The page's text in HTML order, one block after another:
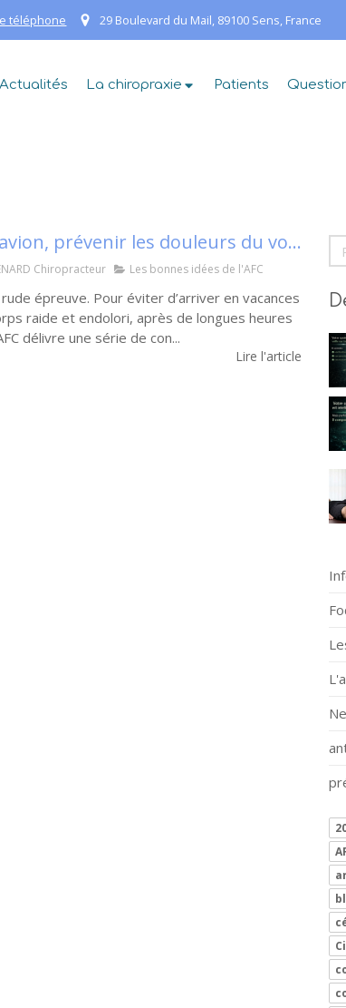
téléphone 29 Boulevard du Mail, 89100 Sens, France
Actualités La chiropraxie Patients
En voiture ou en avion, prévenir les douleurs du voyage.
Chiropracteur Les bonnes idées de l'AFC
épreuve. Pour éviter d’arriver en vacances
raide et endolori, après de longues heures
délivre une série de con...
Lire l'article